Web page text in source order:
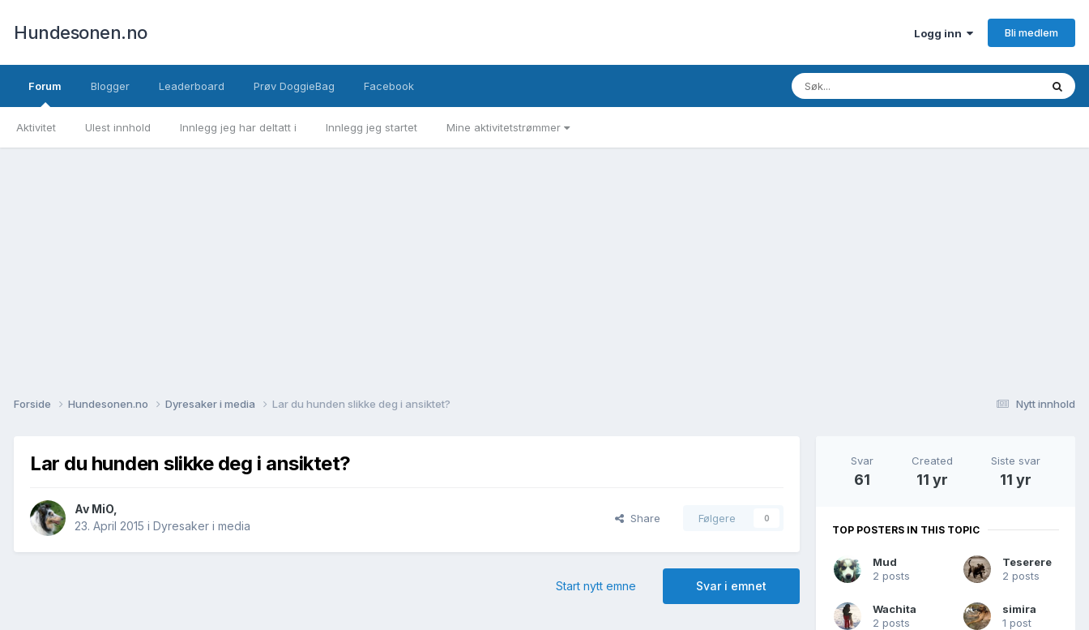
Hundesonen.no Logg inn Bli medlem
Forum
Aktivitet Ulest innhold Innlegg jeg har deltatt i Innlegg jeg startet Mine aktivitetstrømmer
Blogger Leaderboard Prøv DoggieBag Facebook
Nytt innhold
Forside Hundesonen.no Dyresaker i media Lar du hunden slikke deg i ansiktet?
Lar du hunden slikke deg i ansiktet?
Av MiO
23. April 2015 i Dyresaker i media
Share Følgere 0
Svar i emnet
Start nytt emne
Svar
61
Created
11 yr
Siste svar
11 yr
TOP POSTERS IN THIS TOPIC
Mud
2 posts
Teserere
2 posts
Wachita
2 posts
simira
1 post